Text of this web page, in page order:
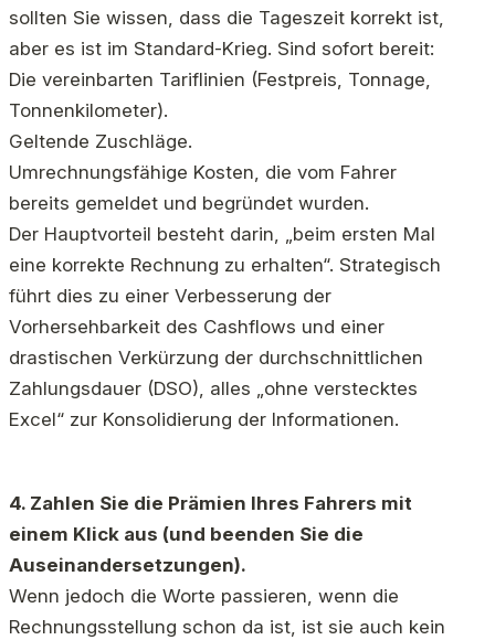
sollten Sie wissen, dass die Tageszeit korrekt ist,
aber es ist im Standard-Krieg. Sind sofort bereit:
Die vereinbarten Tariflinien (Festpreis, Tonnage,
Tonnenkilometer).
Geltende Zuschläge.
Umrechnungsfähige Kosten, die vom Fahrer
bereits gemeldet und begründet wurden.
Der Hauptvorteil besteht darin, „beim ersten Mal
eine korrekte Rechnung zu erhalten“. Strategisch
führt dies zu einer Verbesserung der
Vorhersehbarkeit des Cashflows und einer
drastischen Verkürzung der durchschnittlichen
Zahlungsdauer (DSO), alles „ohne verstecktes
Excel“ zur Konsolidierung der Informationen.
4. Zahlen Sie die Prämien Ihres Fahrers mit
einem Klick aus (und beenden Sie die
Auseinandersetzungen).
Wenn jedoch die Worte passieren, wenn die
Rechnungsstellung schon da ist, ist sie auch kein